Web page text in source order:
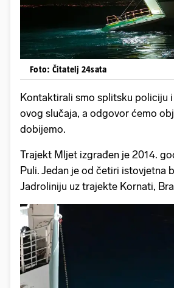
Foto: Čitatelj 24sata
Kontaktirali smo splitsku policiju
ovog slučaja, a odgovor ćemo
dobijemo.
Trajekt Mljet izgrađen je 2014.
Puli. Jedan je od četiri istovjetna
Jadroliniju uz trajekte Kornati,